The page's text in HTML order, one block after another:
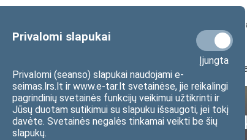
Privalomi slapukai
Įjungta
Privalomi (seanso) slapukai naudojami e-
seimas.lrs.lt ir www.e-tar.lt svetainėse, jie reikalingi
pagrindinių svetainės funkcijų veikimui užtikrinti ir
Jūsų duotam sutikimui su slapuku išsaugoti, jei tokį
davėte. Svetainės negalės tinkamai veikti be šių
slapukų.
Numatomos
Sudėtis
Visuomenei ir